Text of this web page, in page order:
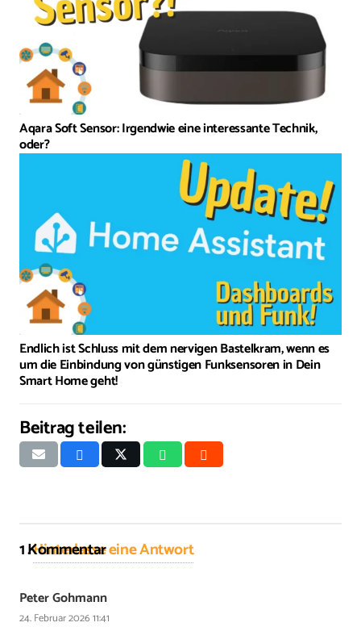
Aqara Soft Sensor: Irgendwie eine interessante Technik,
oder?
Endlich ist Schluss mit dem nervigen Bastelkram, wenn es
um die Einbindung von günstigen Funksensoren in Dein
Smart Home geht!
Beitrag teilen:
1Kommentar
.Hinterlasse eine Antwort
Peter Gohmann
24. Februar 2026 11:41